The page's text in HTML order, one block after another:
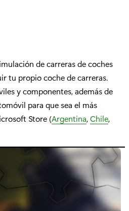
de carreras de coches
tu propio coche de carreras.
y componentes, además de
para que sea el más
Store (Argentina,Chile,